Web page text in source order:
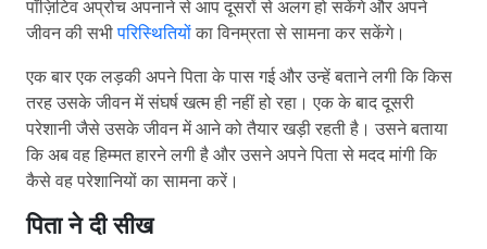
पॉज़िटिव अप्रोच अपनाने से आप दूसरों से अलग हो सकेंगे और अपने
जीवन की सभीपरिस्थितियोंका विनम्रता से सामना कर सकेंगे।
एक बार एक लड़की अपने पिता के पास गई और उन्हें बताने लगी कि किस
तरह उसके जीवन में संघर्ष खत्म ही नहीं हो रहा। एक के बाद दूसरी
परेशानी जैसे उसके जीवन में आने को तैयार खड़ी रहती है। उसने बताया
कि अब वह हिम्मत हारने लगी है और उसने अपने पिता से मदद मांगी कि
कैसे वह परेशानियों का सामना करें।
पिता ने दी सीख